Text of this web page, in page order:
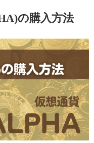
の購入方法